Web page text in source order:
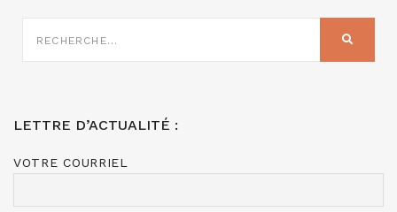
SUR
LETTRE D’ACTUALITÉ :
VOTRE COURRIEL